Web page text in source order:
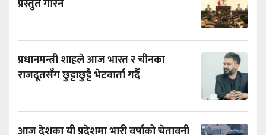
प्रस्तुत गरिने
प्रधानमन्त्री शाहले आज भारत र चीनका
राजदूतसँग छुट्टाछुट्टै भेटवार्ता गर्दै
आज देशका यी प्रदेशमा भारी वर्षाको चेतावनी